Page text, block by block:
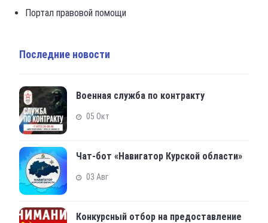
Портал правовой помощи
Последние новости
Военная служба по контракту
05 Окт
Чат-бот «Навигатор Курской области»
03 Авг
Конкурсный отбор на предоставление